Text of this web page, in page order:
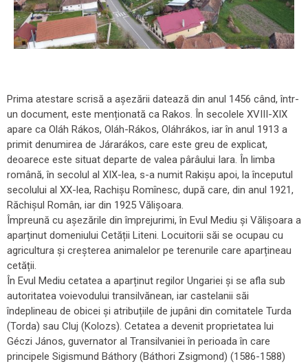
Prima atestare scrisă a așezării datează din anul 1456 când, într-
un document, este menționată ca Rakos. În secolele XVIII-XIX
apare ca Oláh Rákos, Oláh-Rákos, Oláhrákos, iar în anul 1913 a
primit denumirea de Járarákos, care este greu de explicat,
deoarece este situat departe de valea pârâului Iara. În limba
română, în secolul al XIX-lea, s-a numit Rakișu apoi, la începutul
secolului al XX-lea, Rachișu Romînesc, după care, din anul 1921,
Răchișul Român, iar din 1925 Vălișoara.
Împreună cu așezările din împrejurimi, în Evul Mediu și Vălișoara a
aparținut domeniului Cetății Liteni. Locuitorii săi se ocupau cu
agricultura și creșterea animalelor pe terenurile care aparțineau
cetății.
În Evul Mediu cetatea a aparținut regilor Ungariei și se afla sub
autoritatea voievodului transilvănean, iar castelanii săi
îndeplineau de obicei și atribuțiile de jupâni din comitatele Turda
(Torda) sau Cluj (Kolozs). Cetatea a devenit proprietatea lui
Géczi János, guvernator al Transilvaniei în perioada în care
principele Sigismund Báthory (Báthori Zsigmond) (1586-1588)